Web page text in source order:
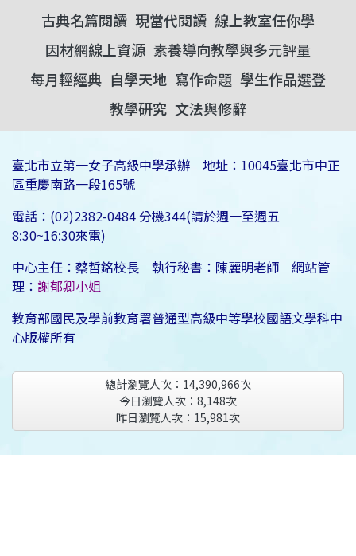
古典名篇閱讀 現當代閱讀 線上教室任你學
因材網線上資源 素養導向教學與多元評量
每月輕經典 自學天地 寫作命題 學生作品選登
教學研究 文法與修辭
臺北市立第一女子高級中學承辦 地址：10045臺北市中正
區重慶南路一段165號
電話：(02)2382-0484 分機344(請於週一至週五
8:30~16:30來電)
中心主任：蔡哲銘校長 執行秘書：陳麗明老師 網站管
理： 謝郁卿小姐
教育部國民及學前教育署普通型高級中等學校國語文學科中
心版權所有
總計瀏覽人次： 14,390,966次
今日瀏覽人次： 8,148次
昨日瀏覽人次： 15,981次